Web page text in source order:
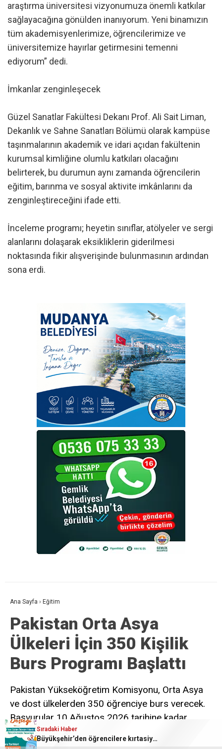
araştırma üniversitesi vizyonumuza önemli katkılar
sağlayacağına gönülden inanıyorum. Yeni binamızın
tüm akademisyenlerimize, öğrencilerimize ve
üniversitemize hayırlar getirmesini temenni
ediyorum” dedi.
İmkanlar zenginleşecek
Güzel Sanatlar Fakültesi Dekanı Prof. Ali Sait Liman,
Dekanlık ve Sahne Sanatları Bölümü olarak kampüse
taşınmalarının akademik ve idari açıdan fakültenin
kurumsal kimliğine olumlu katkıları olacağını
belirterek, bu durumun aynı zamanda öğrencilerin
eğitim, barınma ve sosyal aktivite imkânlarını da
zenginleştireceğini ifade etti.
İnceleme programı; heyetin sınıflar, atölyeler ve sergi
alanlarını dolaşarak eksikliklerin giderilmesi
noktasında fikir alışverişinde bulunmasının ardından
sona erdi.
Ana Sayfa › Eğitim
Pakistan Orta Asya
Ülkeleri İçin 350 Kişilik
Burs Programı Başlattı
Pakistan Yükseköğretim Komisyonu, Orta Asya
ve dost ülkelerden 350 öğrenciye burs verecek.
Başvurular 10 Ağustos 2026 tarihine kadar
sürecek.Sıradaki Haber
Büyükşehir’den öğrencilere kırtasiye desteği